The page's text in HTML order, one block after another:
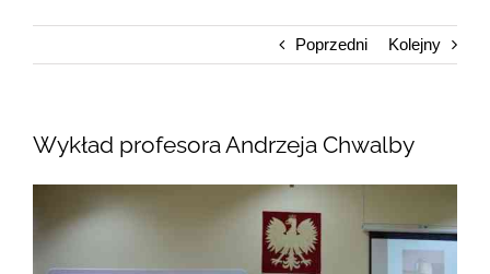
Poprzedni Kolejny
Wykład profesora Andrzeja Chwalby
większy